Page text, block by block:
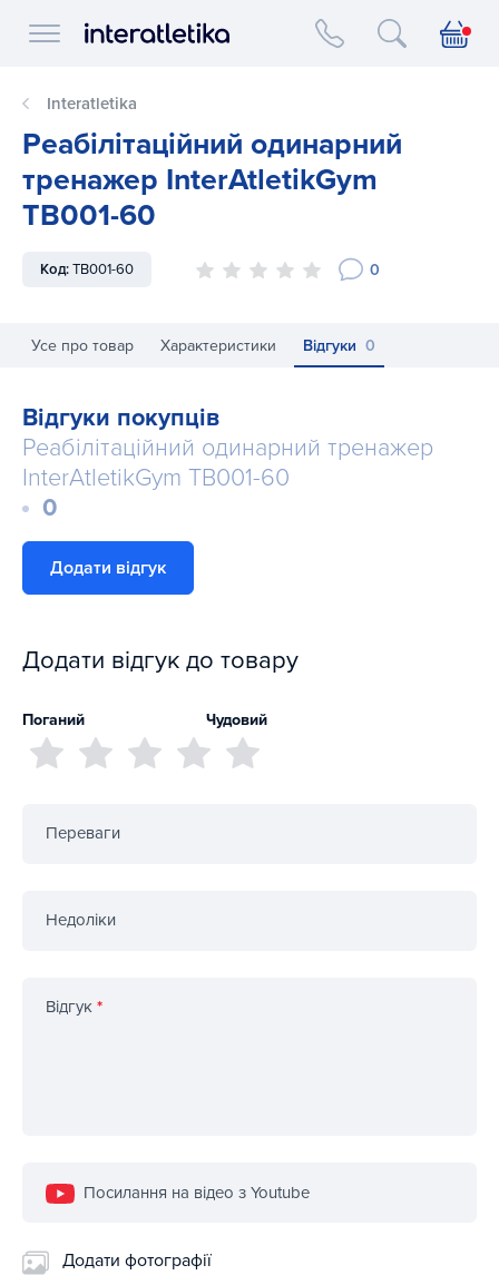
Interatletika logo
Interatletika
Реабілітаційний одинарний
тренажер InterAtletikGym
TB001-60
Код:TB001-60 0
Усе про товар Характеристики Відгуки 0
Відгуки покупців
Реабілітаційний одинарний тренажер
InterAtletikGym TB001-60
0
Додати відгук
Додати відгук до товару
Поганий Чудовий
Переваги
Недоліки
Відгук *
Посилання на відео з Youtube
Додати фотографії